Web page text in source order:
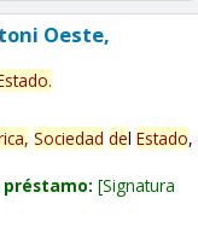
Oeste,
.
Sociedad del Estado,
Signatura